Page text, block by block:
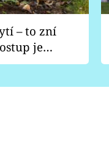
– to zní
je